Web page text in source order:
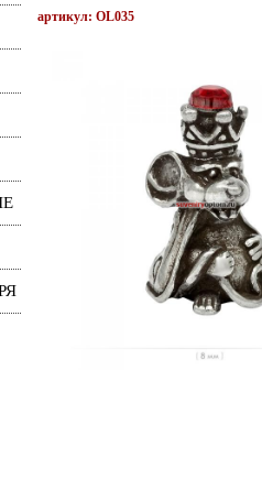
артикул: OL035